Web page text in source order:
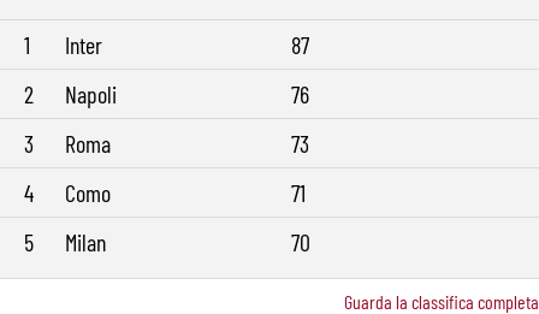
1 Inter
87
2
Napoli
76
3
Roma
73
4
Como
71
5
Milan 70
Guarda la classifica completa